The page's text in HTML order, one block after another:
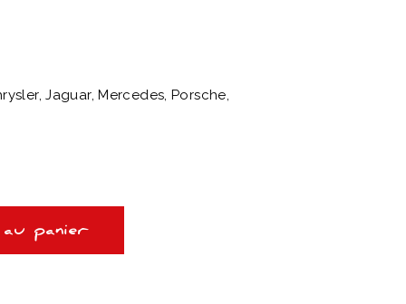
Jaguar, Mercedes, Porsche,
panier